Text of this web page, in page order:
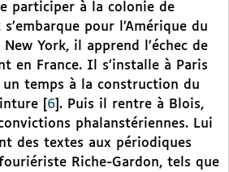
participer à la colonie de
pour l’Amérique du
York, il apprend l’échec de
en France. Il s’installe à Paris
temps à la construction du
6 . Puis il rentre à Blois,
phalanstériennes. Lui
des textes aux périodiques
Riche-Gardon, tels que